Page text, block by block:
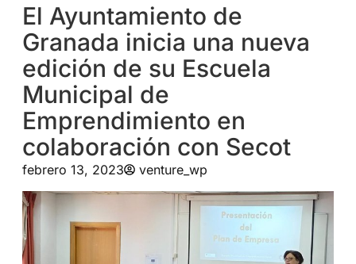
El Ayuntamiento de
Granada inicia una nueva
edición de su Escuela
Municipal de
Emprendimiento en
colaboración con Secot
febrero 13, 2023 venture_wp